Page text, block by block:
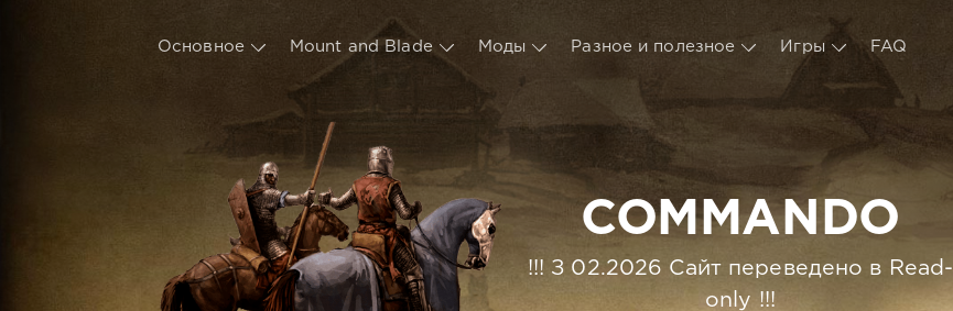
Основное Mount and Blade Моды Разное и полезное Игры FAQ
COMMANDO
!!! З 02.2026 Сайт переведено в Read-
only !!!